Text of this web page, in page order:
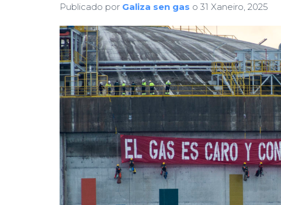
Publicado por Galiza sen gas o 31 Xaneiro, 2025